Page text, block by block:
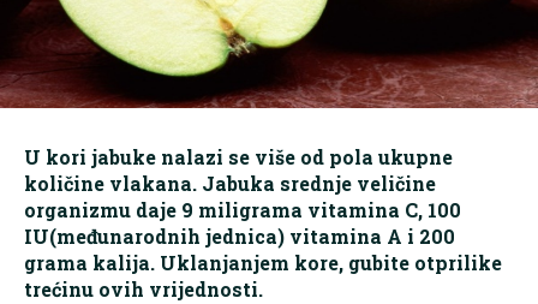
U kori jabuke nalazi se više od pola ukupne
količine vlakana. Jabuka srednje veličine
organizmu daje 9 miligrama vitamina C, 100
IU(međunarodnih jednica) vitamina A i 200
grama kalija. Uklanjanjem kore, gubite otprilike
trećinu ovih vrijednosti.